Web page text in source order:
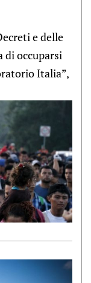
e delle
di occuparsi
Italia”,